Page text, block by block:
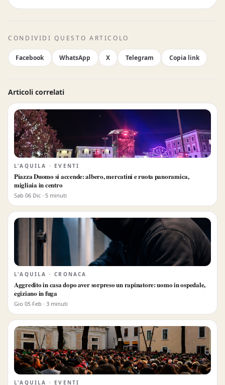
CONDIVIDI QUESTO ARTICOLO
Facebook WhatsApp X Telegram Copia link
Articoli correlati
L'AQUILA · EVENTI
Piazza Duomo si accende: albero, mercatini e ruota panoramica,
migliaia in centro
Sab 06 Dic · 5 minuti
L'AQUILA · CRONACA
Aggredito in casa dopo aver sorpreso un rapinatore: uomo in ospedale,
egiziano in fuga
Gio 05 Feb · 3 minuti
L'AQUILA · EVENTI